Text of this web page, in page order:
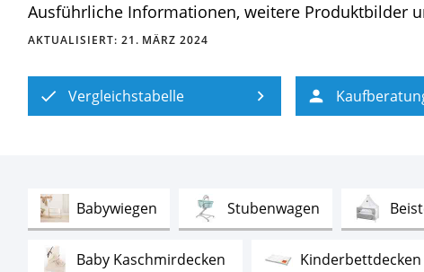
Ausführliche Informationen, weitere Produktbilder
AKTUALISIERT: 21. MÄRZ 2024
Vergleichstabelle
Babywiegen Stubenwagen
Baby Kaschmirdecken Kinderbettdecken